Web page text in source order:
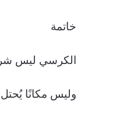
خاتمة
الكرسي ليس
وليس مكانًا